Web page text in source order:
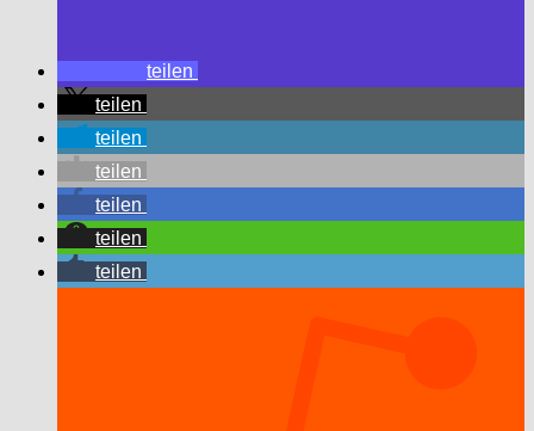
teilen
teilen
teilen
teilen
teilen
teilen
teilen